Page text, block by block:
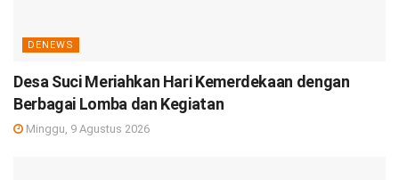
DENEWS
Desa Suci Meriahkan Hari Kemerdekaan dengan
Berbagai Lomba dan Kegiatan
Minggu, 9 Agustus 2026